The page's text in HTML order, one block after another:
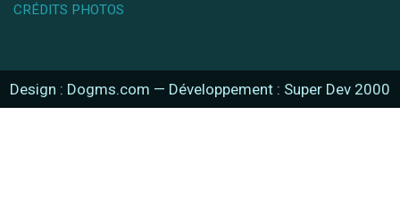
CRÉDITS PHOTOS
Design : Dogms.com — Développement : Super Dev 2000